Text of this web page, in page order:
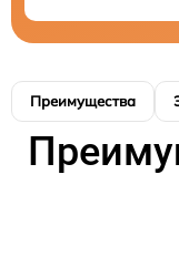
Преимущества